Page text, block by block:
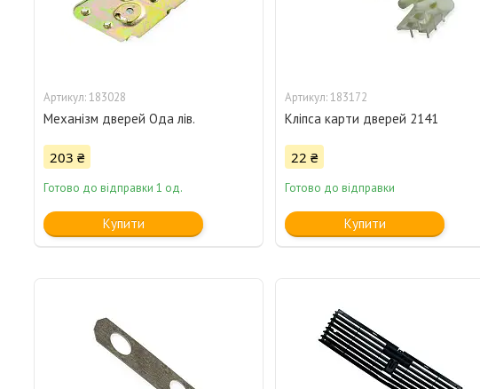
183028
Механізм дверей Ода лів.
203 ₴
Готово до відправки 1 од.
Купити
183172
Кліпса карти дверей 2141
22 ₴
Готово до відправки
Купити